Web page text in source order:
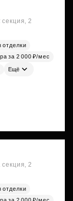
2
отделки
за 2 000 ₽/мес
Ещё
2
отделки